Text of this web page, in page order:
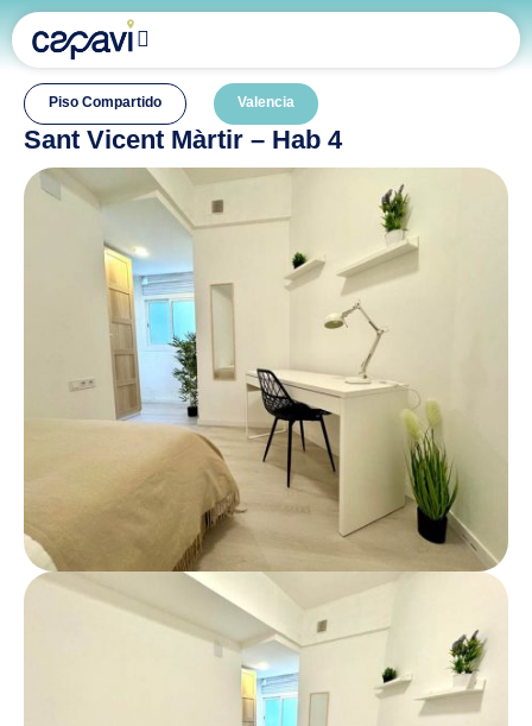
Piso Compartido Valencia
Sant Vicent Màrtir – Hab 4